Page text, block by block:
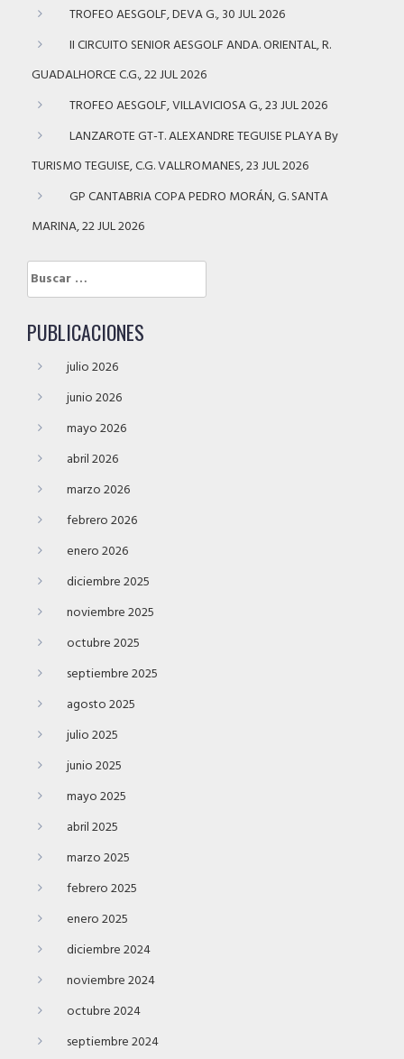
TROFEO AESGOLF, DEVA G., 30 JUL 2026
II CIRCUITO SENIOR AESGOLF ANDA. ORIENTAL, R.
GUADALHORCE C.G., 22 JUL 2026
TROFEO AESGOLF, VILLAVICIOSA G., 23 JUL 2026
LANZAROTE GT-T. ALEXANDRE TEGUISE PLAYA By
TURISMO TEGUISE, C.G. VALLROMANES, 23 JUL 2026
GP CANTABRIA COPA PEDRO MORÁN, G. SANTA
MARINA, 22 JUL 2026
Buscar:
PUBLICACIONES
julio 2026
junio 2026
mayo 2026
abril 2026
marzo 2026
febrero 2026
enero 2026
diciembre 2025
noviembre 2025
octubre 2025
septiembre 2025
agosto 2025
julio 2025
junio 2025
mayo 2025
abril 2025
marzo 2025
febrero 2025
enero 2025
diciembre 2024
noviembre 2024
octubre 2024
septiembre 2024